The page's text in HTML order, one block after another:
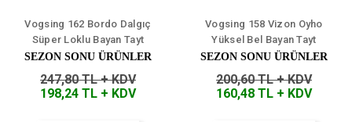
Vogsing 162 Bordo Dalgıç
Süper Loklu Bayan Tayt
SEZON SONU ÜRÜNLER
247,80 TL + KDV
198,24 TL + KDV
Vogsing 158 Vizon Oyho
Yüksel Bel Bayan Tayt
SEZON SONU ÜRÜNLER
200,60 TL + KDV
160,48 TL + KDV